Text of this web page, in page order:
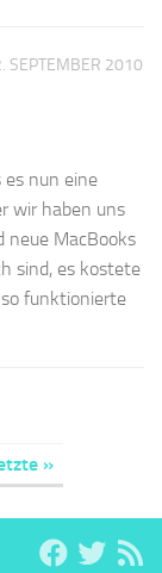
SEPTEMBER 2010
es nun eine
wir haben uns
neue MacBooks
sind, es kostete
funktionierte
»